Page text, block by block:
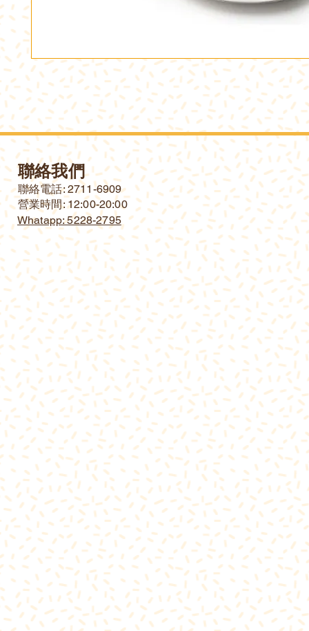
聯絡我們
​聯絡電話: 2711-6909
營業時間: 12:00-20:00
Whatapp: 5228-2795